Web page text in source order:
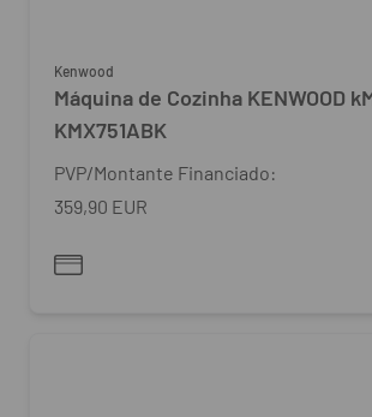
Kenwood
Máquina de Cozinha KENWOOD
KMX751ABK
PVP/Montante Financiado:
359,90 EUR